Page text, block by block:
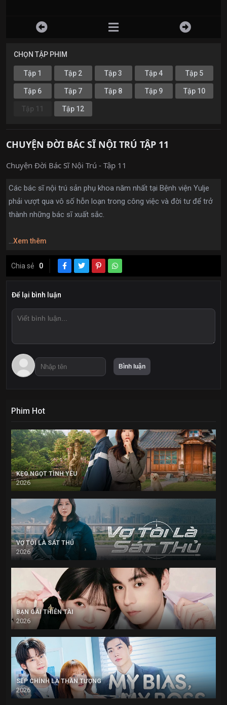
CHỌN TẬP PHIM
Tập 1 Tập 2 Tập 3 Tập 4 Tập 5
Tập 6 Tập 7 Tập 8 Tập 9 Tập 10
Tập 11 Tập 12
CHUYỆN ĐỜI BÁC SĨ NỘI TRÚ TẬP 11
Chuyện Đời Bác Sĩ Nội Trú - Tập 11
Các bác sĩ nội trú sản phụ khoa năm nhất tại Bệnh viện Yulje
phải vượt qua vô số hỗn loạn trong công việc và đời tư để trở
thành những bác sĩ xuất sắc.
...Xem thêm
Chia sẻ 0
Để lại bình luận
Phim Hot
KẸO NGỌT TÌNH YÊU
2026
VỢ TÔI LÀ SÁT THỦ
2026
BẠN GÁI THIÊN TÀI
2026
SẾP CHÍNH LÀ THẦN TƯỢNG
2026